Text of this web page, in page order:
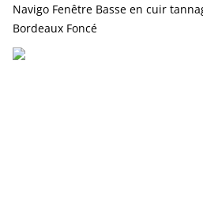
Navigo Fenêtre Basse en cuir
Bordeaux Foncé